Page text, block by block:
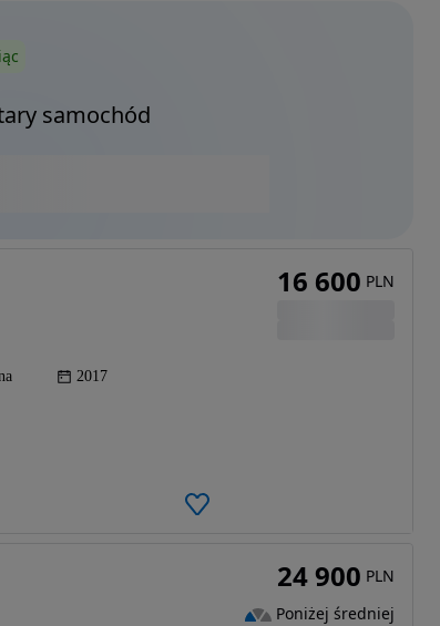
samochód
2017
16 600 PLN
24 900 PLN
Poniżej średniej